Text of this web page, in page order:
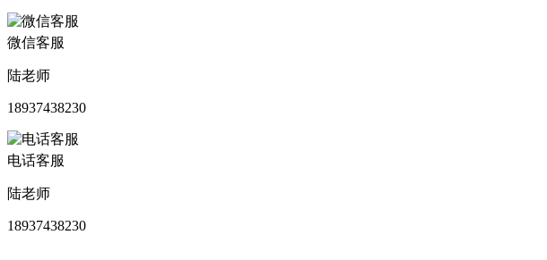
微信客服
陆老师
18937438230
电话客服
陆老师
18937438230